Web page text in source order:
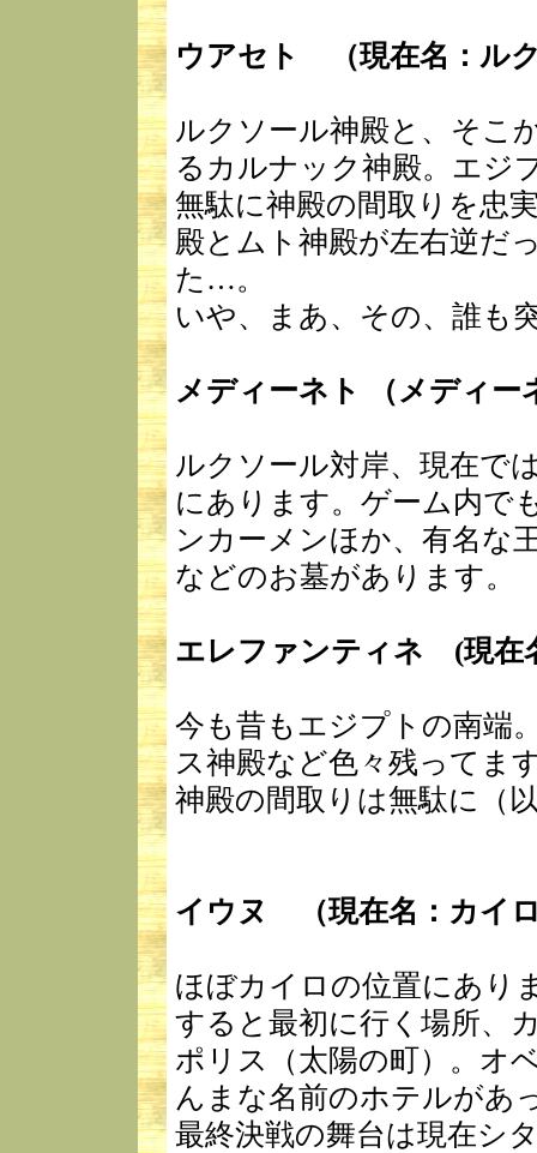
ウアセト （現在名：ル
ルクソール神殿と、そこ
るカルナック神殿。エジ
無駄に神殿の間取りを忠
殿とムト神殿が左右逆だ
た…。
いや、まあ、その、誰も
メディーネト （メディー
ルクソール対岸、現在で
にあります。ゲーム内で
ンカーメンほか、有名な
などのお墓があります。
エレファンティネ (現在
今も昔もエジプトの南端
ス神殿など色々残ってま
神殿の間取りは無駄に（
イウヌ （現在名：カイ
ほぼカイロの位置にあり
すると最初に行く場所、
ポリス（太陽の町）。オ
んまな名前のホテルがあ
最終決戦の舞台は現在シ